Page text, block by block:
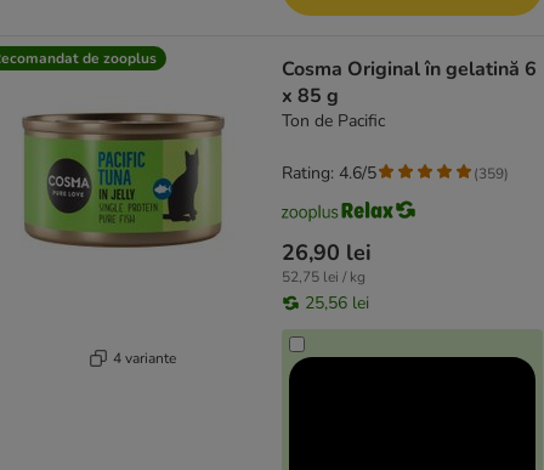
de zooplus
4 variante
Cosma Original în gelatină 6
x 85 g
Ton de Pacific
26,90 lei
52,75 lei / kg
25,56 lei
Rating: 4.6/5 (359)